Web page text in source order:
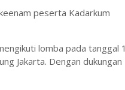
peserta Kadarkum
lomba pada tanggal 1
Jakarta. Dengan dukungan